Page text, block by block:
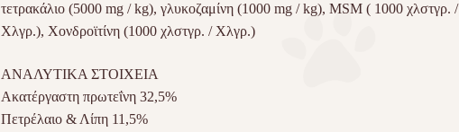
τετρακάλιο (5000 mg / kg), γλυκοζαμίνη (1000 mg / kg), MSM ( 1000 χλστγρ. /
Χλγρ.), Χονδροϊτίνη (1000 χλστγρ. / Χλγρ.)
ΑΝΑΛΥΤΙΚΑ ΣΤΟΙΧΕΙΑ
Ακατέργαστη πρωτεΐνη 32,5%
Πετρέλαιο & Λίπη 11,5%